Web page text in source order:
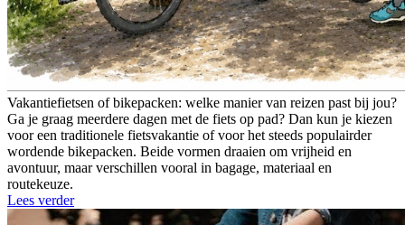
Vakantiefietsen of bikepacken: welke manier van reizen past bij jou?
Ga je graag meerdere dagen met de fiets op pad? Dan kun je kiezen
voor een traditionele fietsvakantie of voor het steeds populairder
wordende bikepacken. Beide vormen draaien om vrijheid en
avontuur, maar verschillen vooral in bagage, materiaal en
routekeuze.
Lees verder